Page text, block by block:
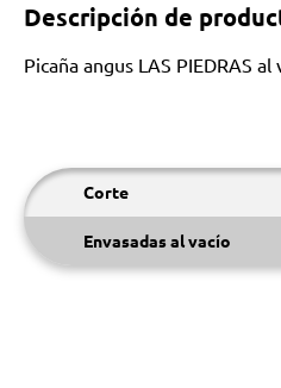
Descripción de
Picaña angus LAS PIEDRAS al
Corte
Envasadas al vacío